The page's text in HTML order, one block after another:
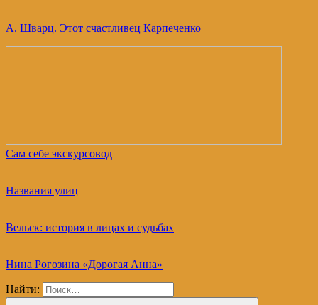
А. Шварц. Этот счастливец Карпеченко
Сам себе экскурсовод
Названия улиц
Вельск: история в лицах и судьбах
Нина Рогозина «Дорогая Анна»
Найти: